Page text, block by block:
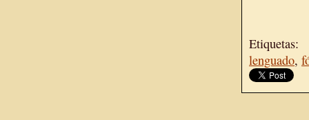
lenguado,